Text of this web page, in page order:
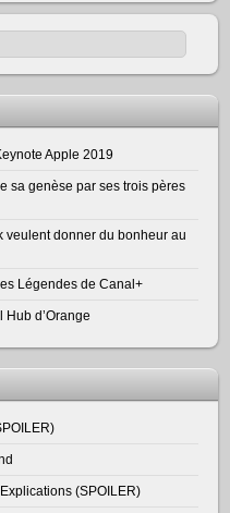
Apple 2019
sa genèse par ses trois pères
veulent donner du bonheur au
Légendes de Canal+
d’Orange
(SPOILER)